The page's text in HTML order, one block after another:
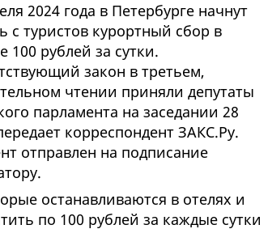
2024 года в Петербурге начнут
с туристов курортный сбор в
100 рублей за сутки.
закон в третьем,
чтении приняли депутаты
парламента на заседании 28
корреспондент ЗАКС.Ру.
отправлен на подписание
останавливаются в отелях и
по 100 рублей за каждые сутки